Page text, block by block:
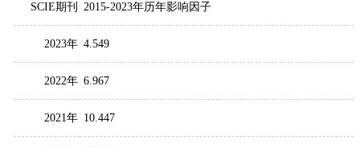
SCIE期刊 2015-2023年历年影响因子
2023年 4.549
2022年 6.967
2021年 10.447